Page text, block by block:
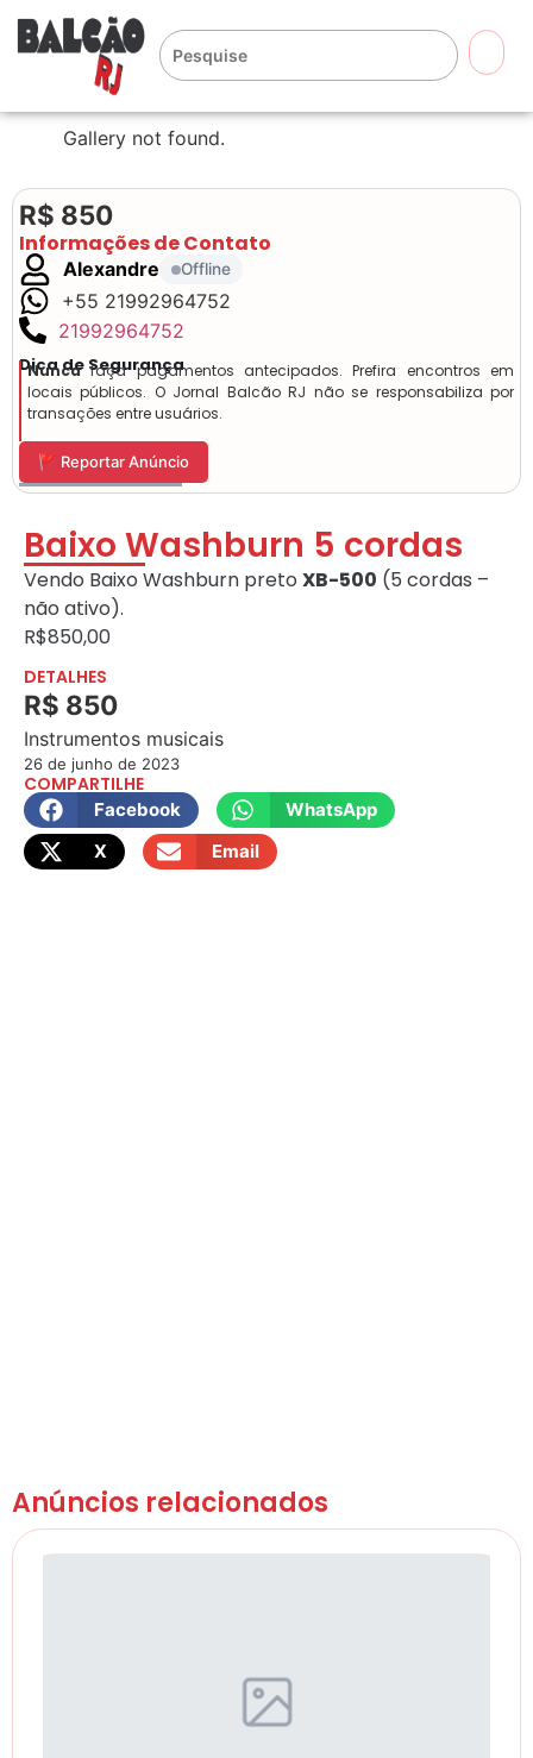
Gallery not found.
R$ 850
Informações de Contato
Alexandre Offline
+55 21992964752
21992964752
Dica de Segurança
Nuncafaça pagamentos antecipados. Prefira encontros em
locais públicos. O Jornal Balcão RJ não se responsabiliza por
transações entre usuários.
🚩 Reportar Anúncio
Baixo Washburn 5 cordas
Vendo Baixo Washburn preto XB-500 (5 cordas –
não ativo).
R$850,00
DETALHES
R$ 850
Instrumentos musicais
26 de junho de 2023
COMPARTILHE
Facebook
WhatsApp
X
Email
Anúncios relacionados